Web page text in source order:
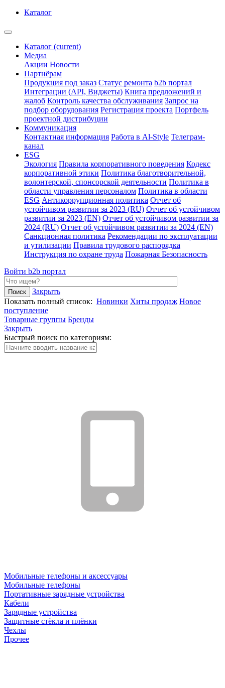
Каталог
Каталог (current)
Медиа
Акции Новости
Партнёрам
Продукция под заказ Статус ремонта b2b портал
Интеграции (API, Виджеты) Книга предложений и
жалоб Контроль качества обслуживания Запрос на
подбор оборудования Регистрация проекта Портфель
проектной дистрибуции
Коммуникация
Контактная информация Работа в Al-Style Телеграм-
канал
ESG
Экология Правила корпоративного поведения Кодекс
корпоративной этики Политика благотворительной,
волонтерской, спонсорской деятельности Политика в
области управления персоналом Политика в области
ESG Антикоррупционная политика Отчет об
устойчивом развитии за 2023 (RU) Отчет об устойчивом
развитии за 2023 (EN) Отчет об устойчивом развитии за
2024 (RU) Отчет об устойчивом развитии за 2024 (EN)
Санкционная политика Рекомендации по эксплуатации
и утилизации Правила трудового распорядка
Инструкция по охране труда Пожарная Безопасность
Войти b2b портал
Закрыть
Показать полный список: Новинки Хиты продаж Новое
поступление
Товарные группы Бренды
Закрыть
Быстрый поиск по категориям:
Мобильные телефоны и аксессуары
Мобильные телефоны
Портативные зарядные устройства
Кабели
Зарядные устройства
Защитные стёкла и плёнки
Чехлы
Прочее